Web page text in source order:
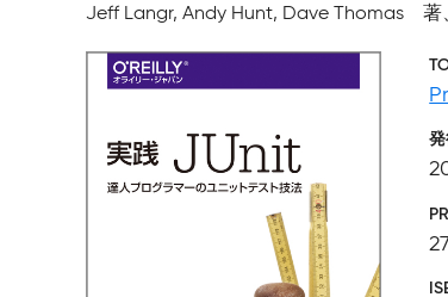
Jeff Langr, Andy Hunt, Dave Thomas